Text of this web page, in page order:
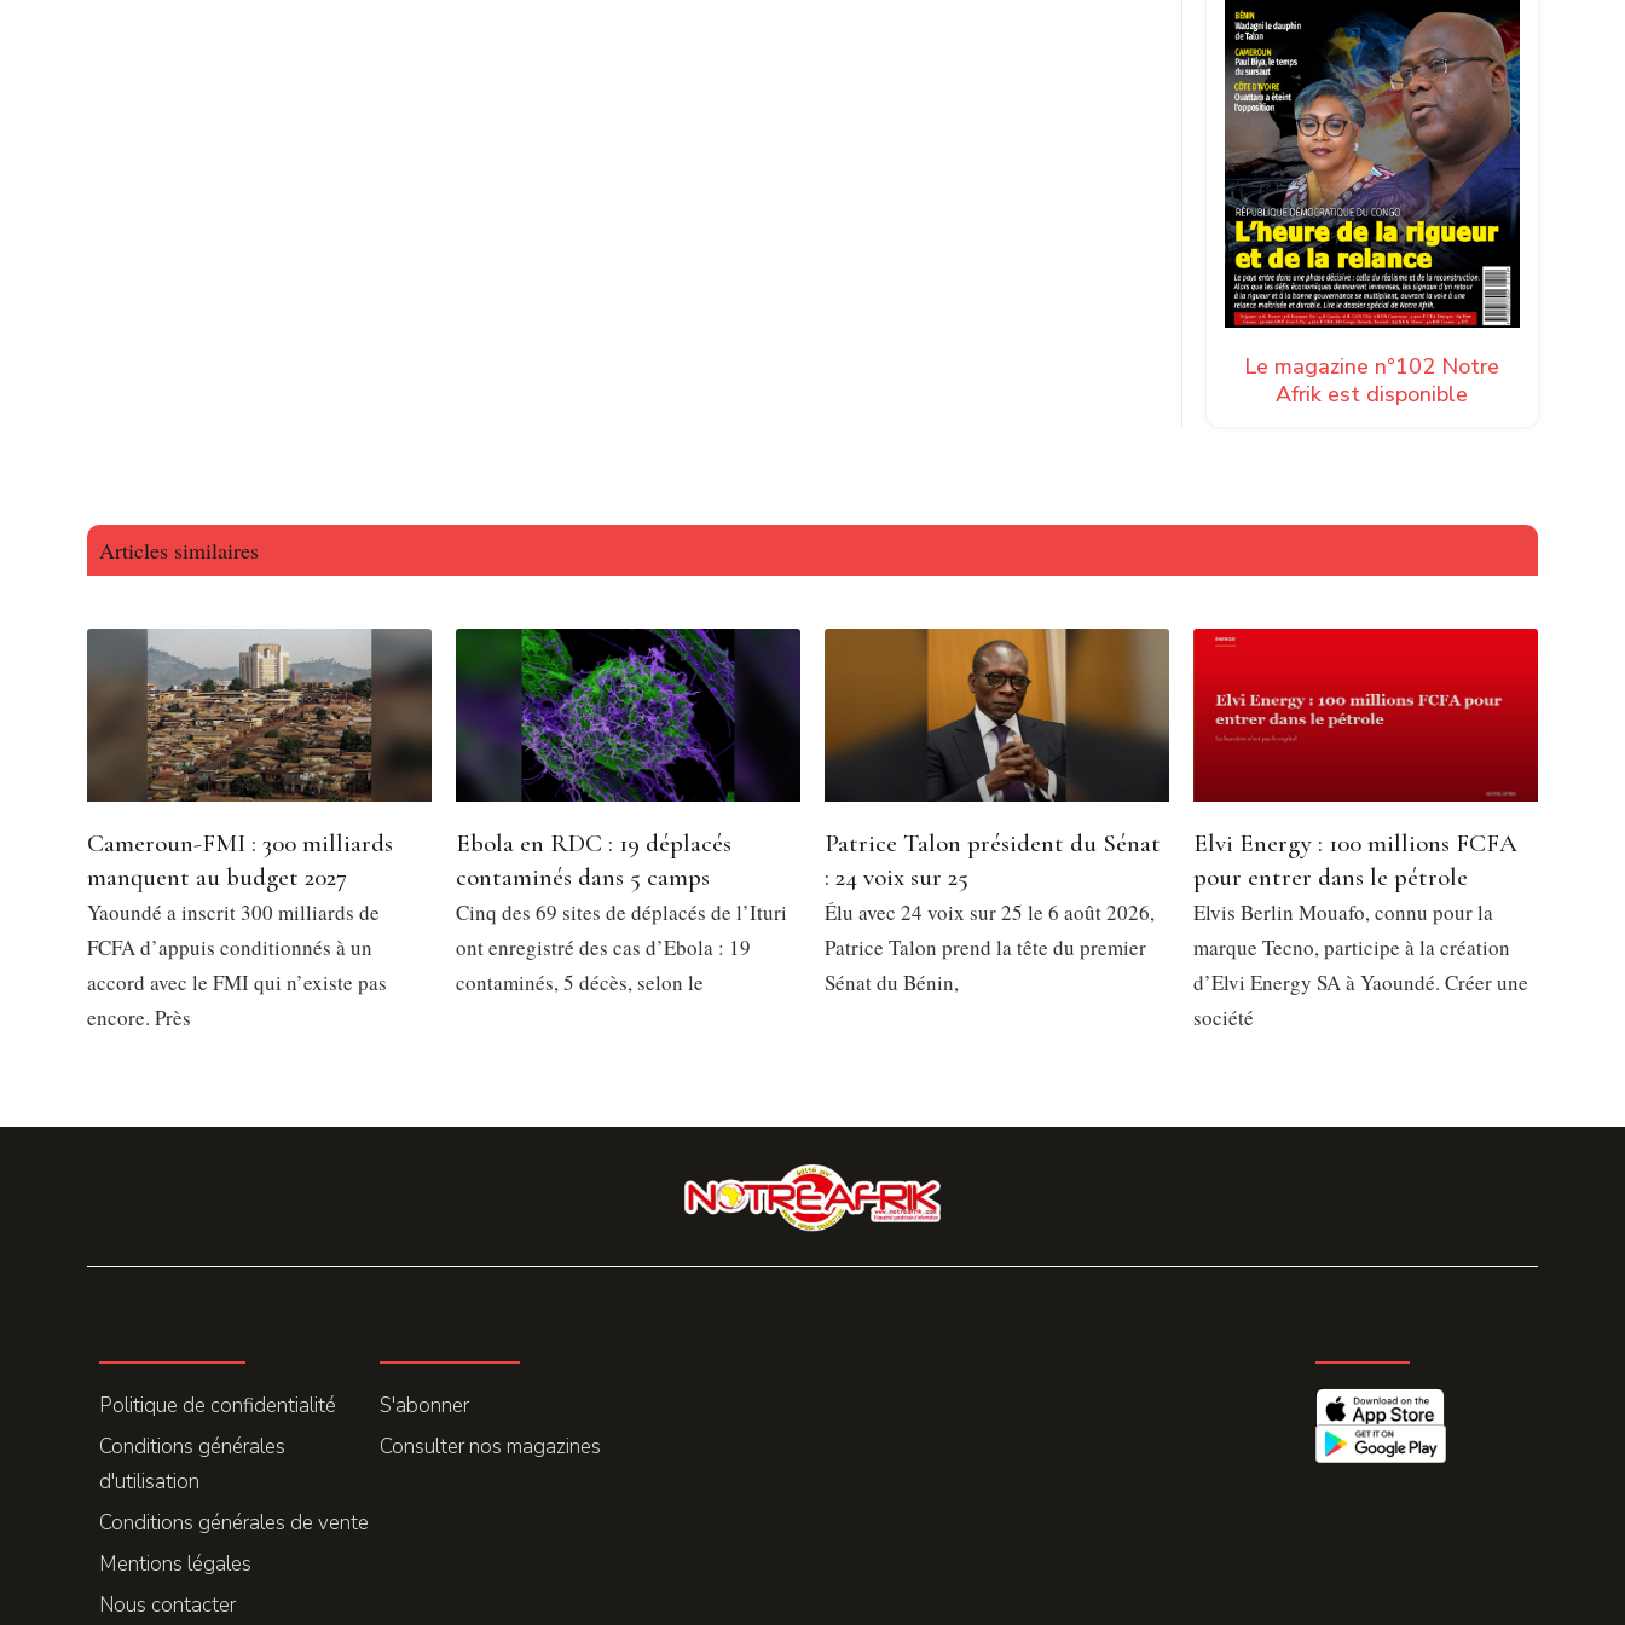
Le magazine n°102 Notre
Afrik est disponible
Articles similaires
Cameroun-FMI : 300 milliards
manquent au budget 2027
Yaoundé a inscrit 300 milliards de
FCFA d’appuis conditionnés à un
accord avec le FMI qui n’existe pas
encore. Près
Ebola en RDC : 19 déplacés
contaminés dans 5 camps
Cinq des 69 sites de déplacés de l’Ituri
ont enregistré des cas d’Ebola : 19
contaminés, 5 décès, selon le
Patrice Talon président du Sénat
: 24 voix sur 25
Élu avec 24 voix sur 25 le 6 août 2026,
Patrice Talon prend la tête du premier
Sénat du Bénin,
Elvi Energy : 100 millions FCFA
pour entrer dans le pétrole
Elvis Berlin Mouafo, connu pour la
marque Tecno, participe à la création
d’Elvi Energy SA à Yaoundé. Créer une
société
Politique de confidentialité
Conditions générales
d'utilisation
Conditions générales de vente
Mentions légales
Nous contacter
S'abonner
Consulter nos magazines